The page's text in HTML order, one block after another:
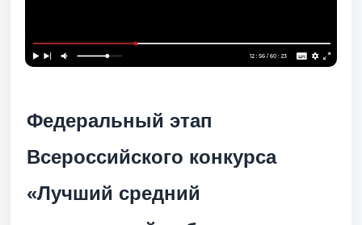
Федеральный этап
Всероссийского конкурса
«Лучший средний